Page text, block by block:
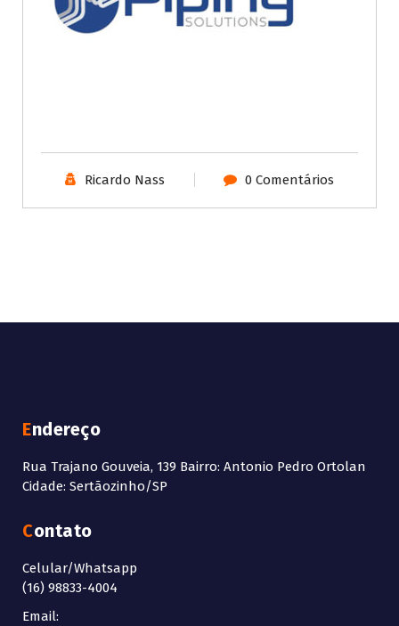
Ricardo Nass 0 Comentários
Endereço
Rua Trajano Gouveia, 139 Bairro: Antonio Pedro Ortolan
Cidade: Sertãozinho/SP
Contato
Celular/Whatsapp
(16) 98833-4004
Email: